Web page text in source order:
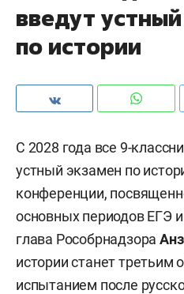
введут
по истории
С 2028 года все 9-
устный экзамен по
конференции,
основных периодов ЕГЭ
глава Рособрнадзора
истории станет третьим
испытанием после